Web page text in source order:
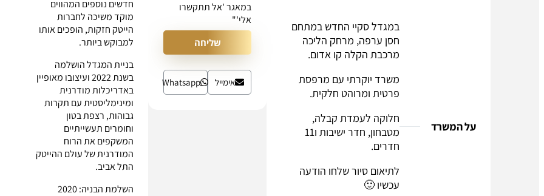
על המשרד
במגדל סקיי החדש במתחם
חסן ערפה, מרחק הליכה
מרכבת הקלה קו אדום.
משרד יוקרתי עם מרפסת
פרטית ומרוהט חלקית.
חלוקה לעמדת קבלה,
מטבחון, חדר ישיבות ו11
חדרים.
לתיאום סיור שלחו הודעה
עכשיו 🙂
במאגר 'אל תתקשרו
אלי'"
שליחה
אימייל Whatsapp
חדשים נוספים המהווים
מוקד משיכה לחברות
הייטק חזקות, הופכים אותו
למבוקש ביותר.
בניית המגדל הושלמה
בשנת 2022 ועיצובו מאופיין
באדריכלות מודרנית
ומינימליסטית עם תקרות
גבוהות, רצפת בטון
וחומרים תעשייתיים
המשקפים את הרוח
המודרנית של עולם ההייטק
התל אביב.
השלמת הבניה: 2020